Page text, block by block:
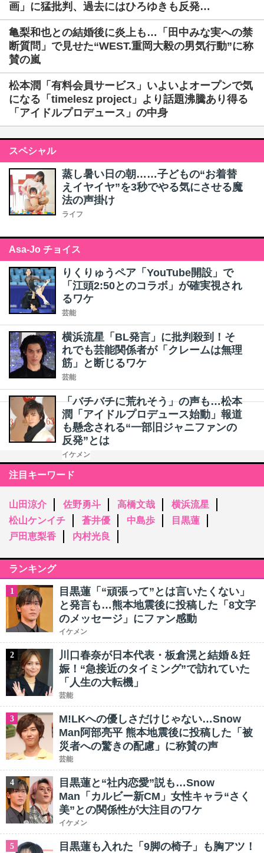
画」に猛批判、過去にはひろゆきも反発…
亀梨和也との結婚後に炎上も…「田中みな実への禁
断質問」で見せた“WEST.重岡大毅の男気行動”に称
賛の嵐
松本潤「有料会員サービス」いよいよオープンで気
になる「timelesz project」より話題沸騰あり得る
「アイドルプロデュース」の中身
スペシャル
蒸し暑い日の朝……子どもの“お着替
えイヤイヤ”を3秒でやる気にさせる魔
法の声掛け
ライフ
Asa-Jo チョイス
りくりゅうペア「YouTube開設」で
「江頭2:50とのコラボ」が確実視され
るワケ
芸能
横浜流星「BL発言」に批判殺到！そ
れでも芸能関係者が「クレームは無理
筋」と断じるワケ
芸能
「バチバチに荒れそう」の声も…松本
潤「アイドルプロデュース始動」報道
も懸念される“一部旧ジャニファンの
反発”とは
イケメン
注目キーワード
山田涼介 佐野勇斗 高橋文哉
横浜流星
松山ケンイチ
蒼井優 中島歩
目黒蓮
戸田恵梨香
内村光良
ランキング
1
目黒蓮「“頑張って”とは言いたくない」
と発言も…熊本地震後に投稿した「8文字
のメッセージ」にファン感動
イケメン
2
川口春奈が日本代表・板倉滉と結婚＆妊
娠！“急接近のタイミング”で訪れていた
「人生の大転機」
芸能
3
M!LKへの優しさだけじゃない…Snow
Man阿部亮平 熊本地震後に投稿した「被
災者への驚きの配慮」に称賛の声
芸能
4
目黒蓮と“社内恋愛”説も…Snow
Man「カルビー新CM」女性キャラ“さく
美”との関係性が大注目のワケ
イケメン
5 目黒蓮も入れた「9脚の椅子」も胸アツ！